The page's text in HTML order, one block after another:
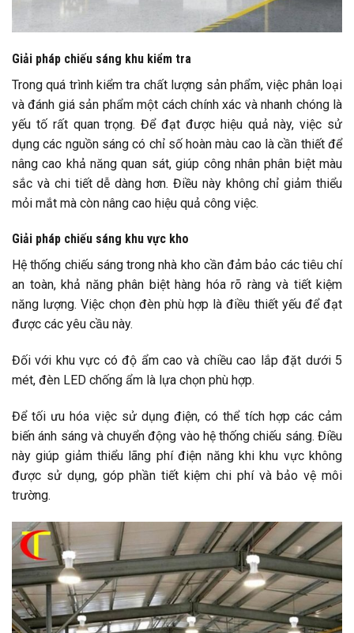
Giải pháp chiếu sáng khu kiểm tra
Trong quá trình kiểm tra chất lượng sản phẩm, việc phân loại
và đánh giá sản phẩm một cách chính xác và nhanh chóng là
yếu tố rất quan trọng. Để đạt được hiệu quả này, việc sử
dụng các nguồn sáng có chỉ số hoàn màu cao là cần thiết để
nâng cao khả năng quan sát, giúp công nhân phân biệt màu
sắc và chi tiết dễ dàng hơn. Điều này không chỉ giảm thiểu
mỏi mắt mà còn nâng cao hiệu quả công việc.
Giải pháp chiếu sáng khu vực kho
Hệ thống chiếu sáng trong nhà kho cần đảm bảo các tiêu chí
an toàn, khả năng phân biệt hàng hóa rõ ràng và tiết kiệm
năng lượng. Việc chọn đèn phù hợp là điều thiết yếu để đạt
được các yêu cầu này.
Đối với khu vực có độ ẩm cao và chiều cao lắp đặt dưới 5
mét, đèn LED chống ẩm là lựa chọn phù hợp.
Để tối ưu hóa việc sử dụng điện, có thể tích hợp các cảm
biến ánh sáng và chuyển động vào hệ thống chiếu sáng. Điều
này giúp giảm thiểu lãng phí điện năng khi khu vực không
được sử dụng, góp phần tiết kiệm chi phí và bảo vệ môi
trường.